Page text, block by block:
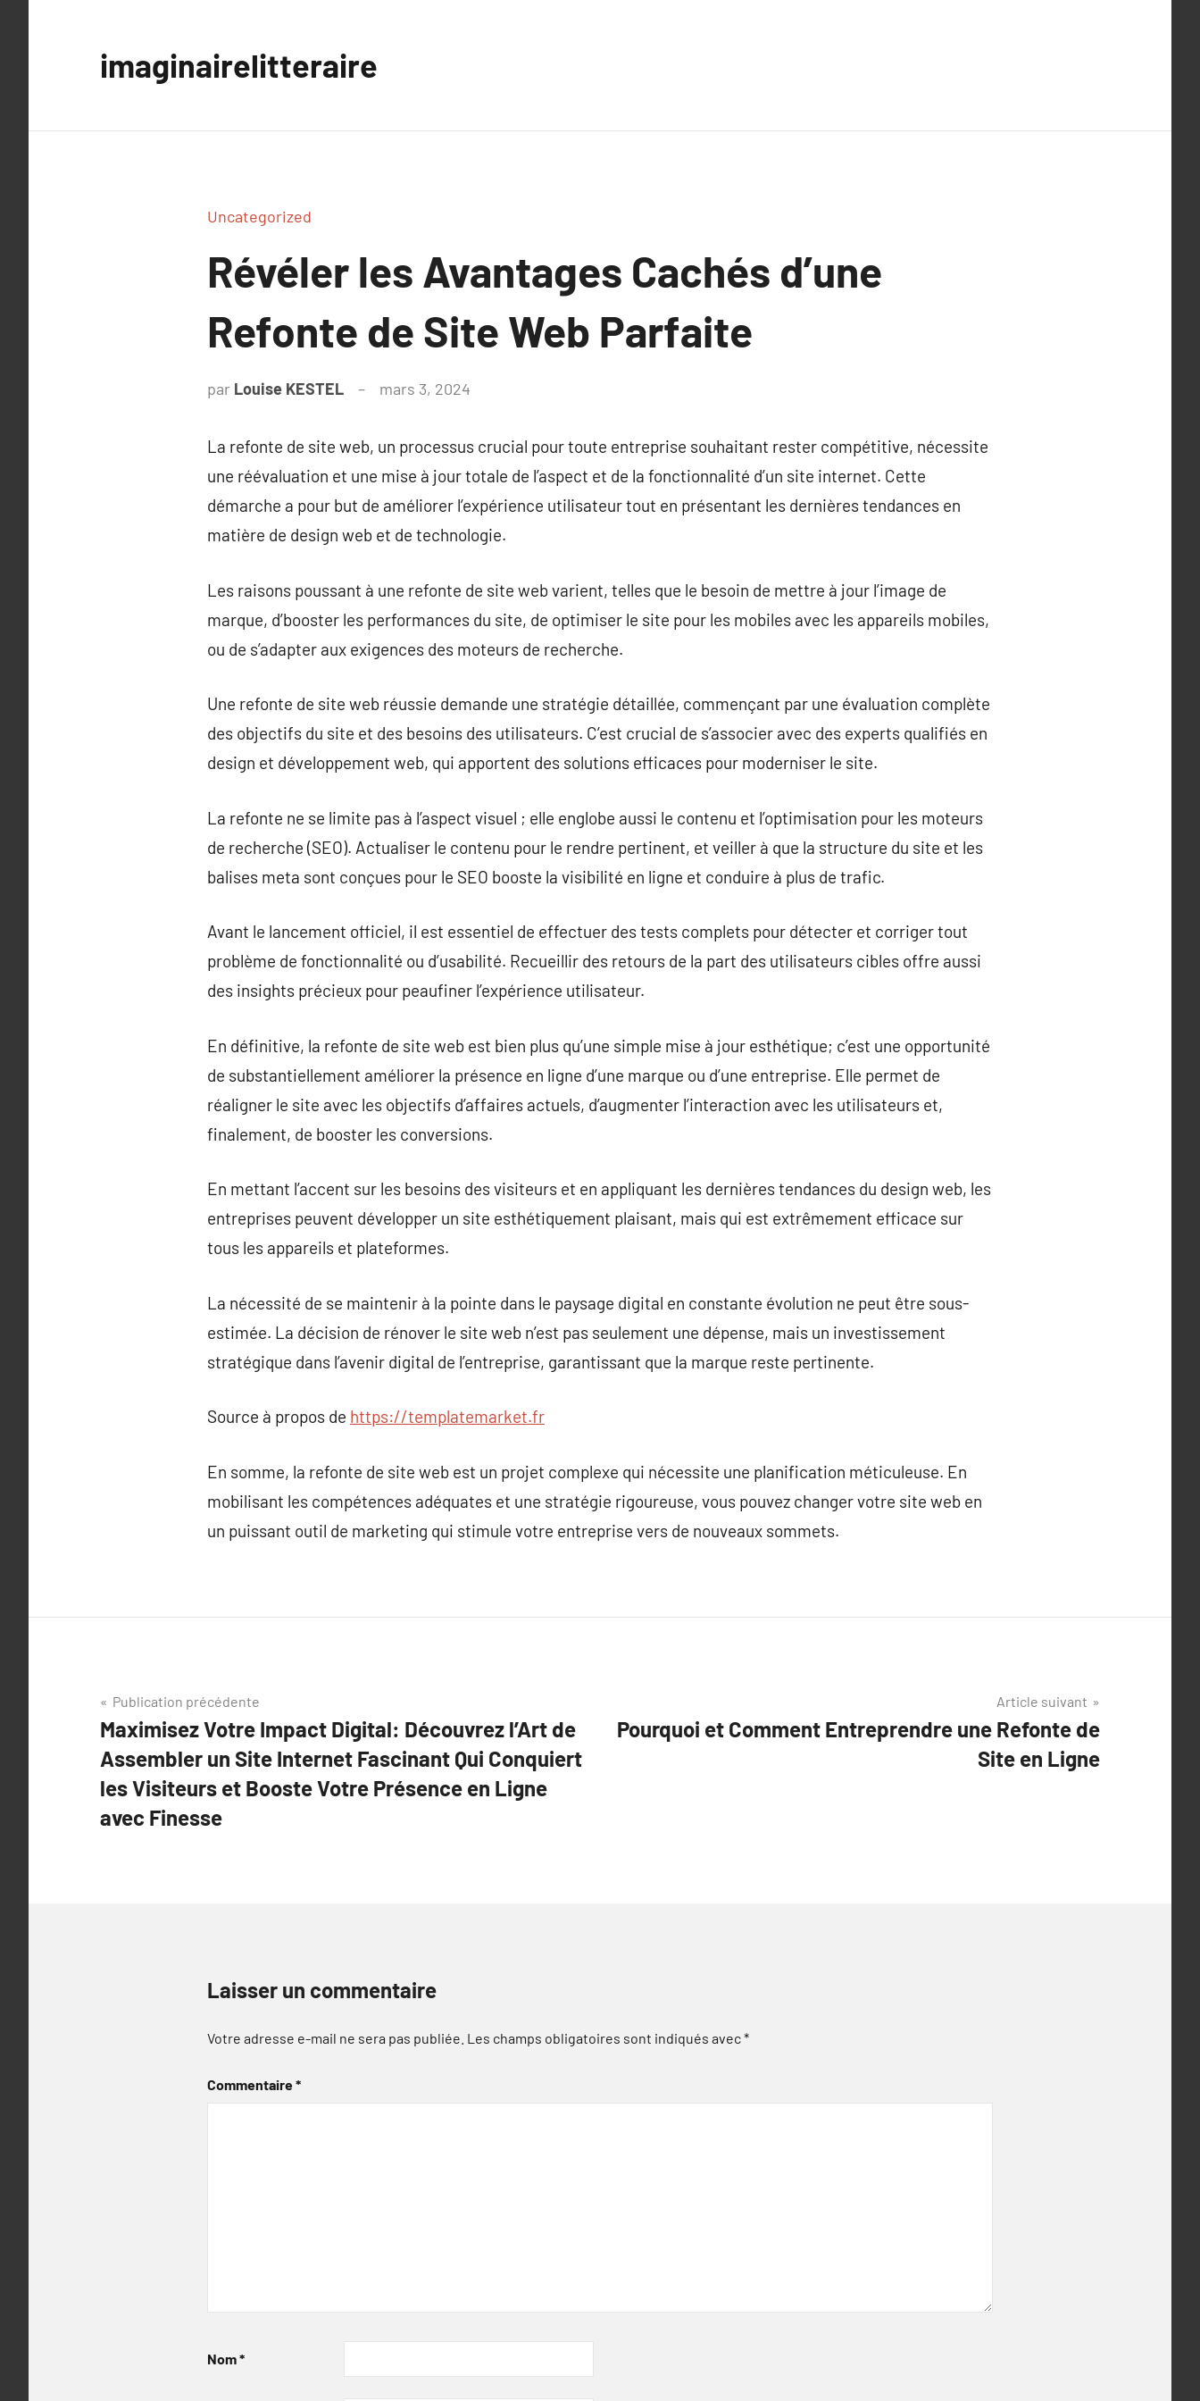
imaginairelitteraire
Uncategorized
Révéler les Avantages Cachés d’une
Refonte de Site Web Parfaite
par Louise KESTEL mars 3, 2024
La refonte de site web, un processus crucial pour toute entreprise souhaitant rester compétitive, nécessite
une réévaluation et une mise à jour totale de l’aspect et de la fonctionnalité d’un site internet. Cette
démarche a pour but de améliorer l’expérience utilisateur tout en présentant les dernières tendances en
matière de design web et de technologie.
Les raisons poussant à une refonte de site web varient, telles que le besoin de mettre à jour l’image de
marque, d’booster les performances du site, de optimiser le site pour les mobiles avec les appareils mobiles,
ou de s’adapter aux exigences des moteurs de recherche.
Une refonte de site web réussie demande une stratégie détaillée, commençant par une évaluation complète
des objectifs du site et des besoins des utilisateurs. C’est crucial de s’associer avec des experts qualifiés en
design et développement web, qui apportent des solutions efficaces pour moderniser le site.
La refonte ne se limite pas à l’aspect visuel ; elle englobe aussi le contenu et l’optimisation pour les moteurs
de recherche (SEO). Actualiser le contenu pour le rendre pertinent, et veiller à que la structure du site et les
balises meta sont conçues pour le SEO booste la visibilité en ligne et conduire à plus de trafic.
Avant le lancement officiel, il est essentiel de effectuer des tests complets pour détecter et corriger tout
problème de fonctionnalité ou d’usabilité. Recueillir des retours de la part des utilisateurs cibles offre aussi
des insights précieux pour peaufiner l’expérience utilisateur.
En définitive, la refonte de site web est bien plus qu’une simple mise à jour esthétique; c’est une opportunité
de substantiellement améliorer la présence en ligne d’une marque ou d’une entreprise. Elle permet de
réaligner le site avec les objectifs d’affaires actuels, d’augmenter l’interaction avec les utilisateurs et,
finalement, de booster les conversions.
En mettant l’accent sur les besoins des visiteurs et en appliquant les dernières tendances du design web, les
entreprises peuvent développer un site esthétiquement plaisant, mais qui est extrêmement efficace sur
tous les appareils et plateformes.
La nécessité de se maintenir à la pointe dans le paysage digital en constante évolution ne peut être sous-
estimée. La décision de rénover le site web n’est pas seulement une dépense, mais un investissement
stratégique dans l’avenir digital de l’entreprise, garantissant que la marque reste pertinente.
Source à propos de https://templatemarket.fr
En somme, la refonte de site web est un projet complexe qui nécessite une planification méticuleuse. En
mobilisant les compétences adéquates et une stratégie rigoureuse, vous pouvez changer votre site web en
un puissant outil de marketing qui stimule votre entreprise vers de nouveaux sommets.
Navigation
de
l’article
Publication précédente
Maximisez Votre Impact Digital: Découvrez l’Art de
Assembler un Site Internet Fascinant Qui Conquiert
les Visiteurs et Booste Votre Présence en Ligne
avec Finesse
Article suivant
Pourquoi et Comment Entreprendre une Refonte de
Site en Ligne
Laisser un commentaire
Votre adresse e-mail ne sera pas publiée. Les champs obligatoires sont indiqués avec*
Commentaire*
Nom*